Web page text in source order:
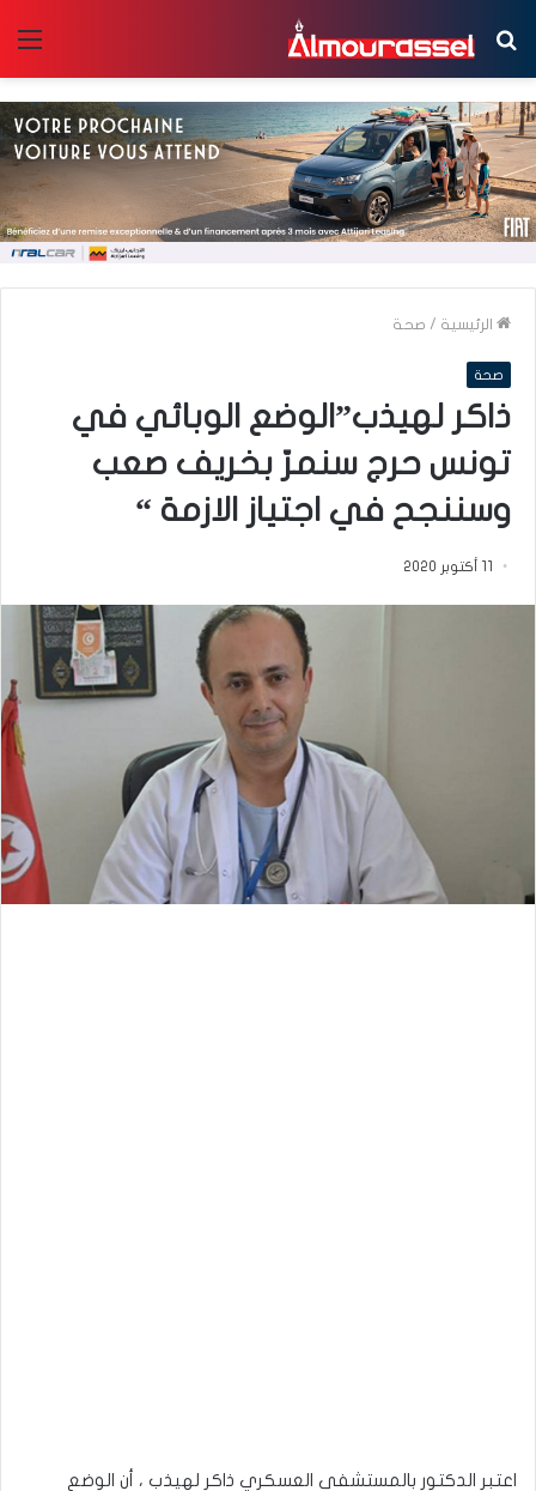
بحث
عن
الرئيسية / صحة
صحة
ذاكر لهيذب”الوضع الوبائي في
تونس حرج سنمرّ بخريف صعب
وسننجح في اجتياز الازمة “
11 أكتوبر 2020
اعتبر الدكتور بالمستشفى العسكري ذاكر لهيذب ، أن الوضع